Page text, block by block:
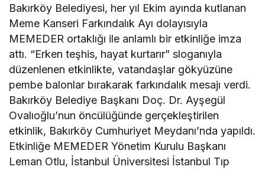
Bakırköy Belediyesi, her yıl Ekim ayında kutlanan
Meme Kanseri Farkındalık Ayı dolayısıyla
MEMEDER ortaklığı ile anlamlı bir etkinliğe imza
attı. “Erken teşhis, hayat kurtarır” sloganıyla
düzenlenen etkinlikte, vatandaşlar gökyüzüne
pembe balonlar bırakarak farkındalık mesajı verdi.
Bakırköy Belediye Başkanı Doç. Dr. Ayşegül
Ovalıoğlu’nun öncülüğünde gerçekleştirilen
etkinlik, Bakırköy Cumhuriyet Meydanı’nda yapıldı.
Etkinliğe MEMEDER Yönetim Kurulu Başkanı
Leman Otlu, İstanbul Üniversitesi İstanbul Tıp